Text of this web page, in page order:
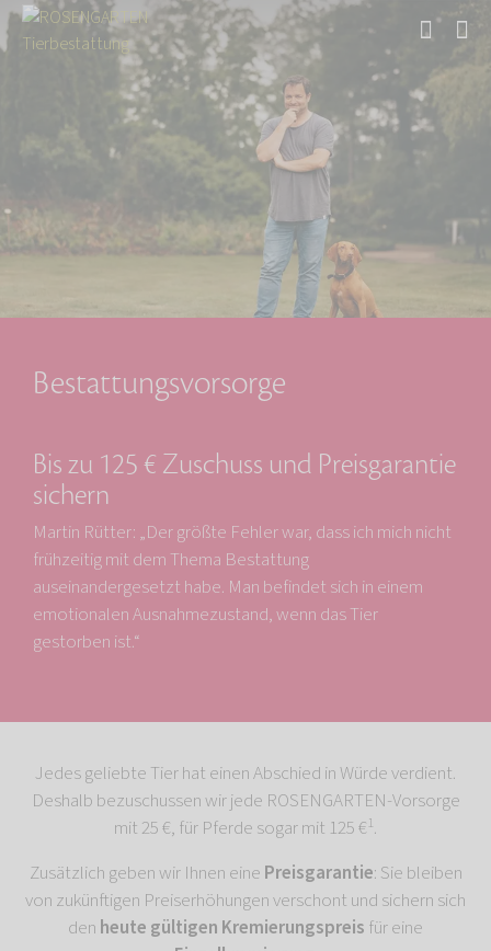
Bestattungsvorsorge
Bis zu 125 € Zuschuss und Preisgarantie
sichern
Martin Rütter: „Der größte Fehler war, dass ich mich nicht
frühzeitig mit dem Thema Bestattung
auseinandergesetzt habe. Man befindet sich in einem
emotionalen Ausnahmezustand, wenn das Tier
gestorben ist.“
Jedes geliebte Tier hat einen Abschied in Würde verdient.
Deshalb bezuschussen wir jede ROSENGARTEN-Vorsorge
mit 25 €, für Pferde sogar mit 125 €1.
Zusätzlich geben wir Ihnen eine Preisgarantie: Sie bleiben
von zukünftigen Preiserhöhungen verschont und sichern sich
den heute gültigen Kremierungspreis für eine